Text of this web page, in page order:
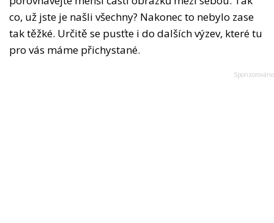
co, už jste je našli všechny? Nakonec to nebylo zase
tak těžké. Určitě se pusťte i do dalších výzev, které tu
pro vás máme přichystané.